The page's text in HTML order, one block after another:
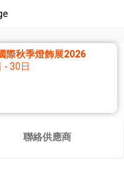
際秋季燈飾展2026
- 30日
聯絡供應商